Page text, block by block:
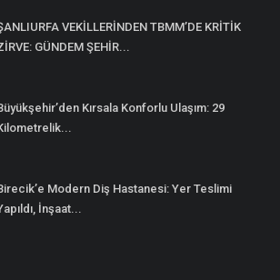
VEKİLLERİNDEN TBMM’DE KRİTİK
GÜNDEM ŞEHİR...
Kırsala Konforlu Ulaşım: 29
Modern Diş Hastanesi: Yer Teslimi
İnşaat...